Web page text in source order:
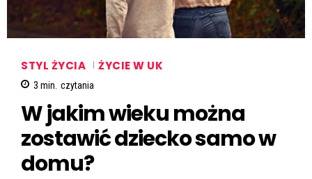
STYL ŻYCIA ŻYCIE W UK
3 min. czytania
W jakim wieku można
zostawić dziecko samo w
domu?